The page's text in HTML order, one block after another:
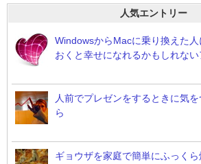
人気エントリー
WindowsからMacに乗り換えた
おくと幸せになれるかもしれな
人前でプレゼンをするときに気
ら
ギョウザを家庭で簡単にふっく